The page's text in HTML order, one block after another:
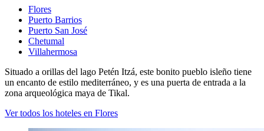
Flores
Puerto Barrios
Puerto San José
Chetumal
Villahermosa
Situado a orillas del lago Petén Itzá, este bonito pueblo isleño tiene
un encanto de estilo mediterráneo, y es una puerta de entrada a la
zona arqueológica maya de Tikal.
Ver todos los hoteles en Flores